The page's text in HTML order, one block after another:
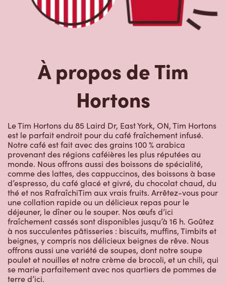
À propos de Tim
Hortons
Le Tim Hortons du 85 Laird Dr, East York, ON, Tim Hortons
est le parfait endroit pour du café fraîchement infusé.
Notre café est fait avec des grains 100 % arabica
provenant des régions caféières les plus réputées au
monde. Nous offrons aussi des boissons de spécialité,
comme des lattes, des cappuccinos, des boissons à base
d’espresso, du café glacé et givré, du chocolat chaud, du
thé et nos RafraîchiTim aux vrais fruits. Arrêtez-vous pour
une collation rapide ou un délicieux repas pour le
déjeuner, le dîner ou le souper. Nos œufs d’ici
fraîchement cassés sont disponibles jusqu’à 16 h. Goûtez
à nos succulentes pâtisseries : biscuits, muffins, Timbits et
beignes, y compris nos délicieux beignes de rêve. Nous
offrons aussi une variété de soupes, dont notre soupe
poulet et nouilles et notre crème de brocoli, et un chili, qui
se marie parfaitement avec nos quartiers de pommes de
terre d’ici.